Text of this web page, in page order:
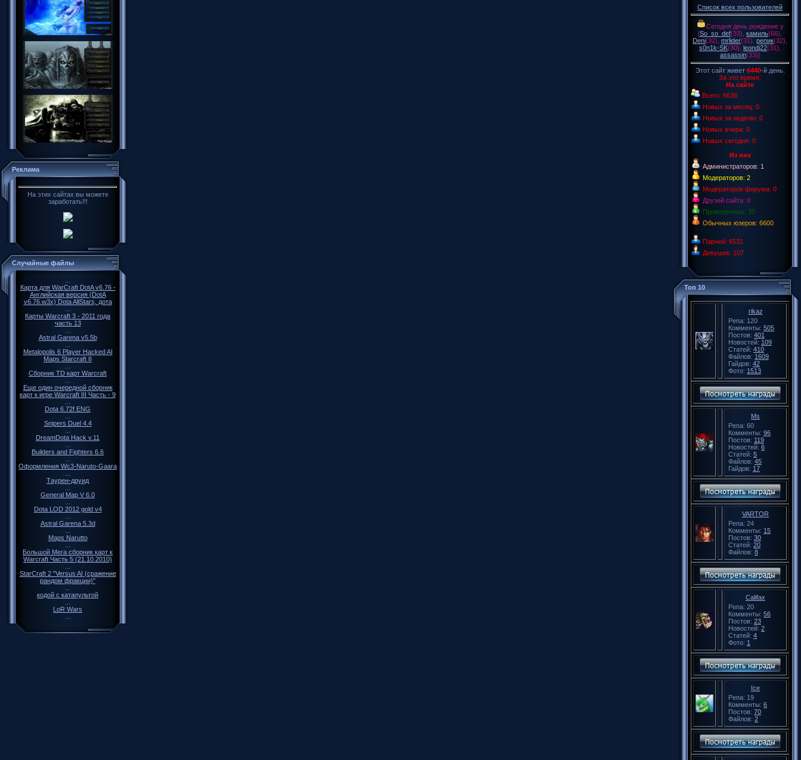
Реклама
На этих сайтах вы можете
заработать!!!
Случайные файлы
Карта для WarCraft DotA v6.76 -
Английская версия (DotA
v6.76.w3x) Dota AllStars, дота
Карты Warcraft 3 - 2011 года
часть 13
Astral Garena v5.5b
Metalopolis 6 Player Hacked AI
Maps Starcraft II
Cборник ТD карт Warcraft
Еще один очередной сборник
карт к игре Warcraft III Часть - 9
Dota 6.72f ENG
Snipers Duel 4.4
DreamDota Hack v.11
Builders and Fighters 6.6
Оформления Wc3-Naruto-Gaara
Таурен-друид
General Map V 6.0
Dota LOD 2012 gold v4
Astral Garena 5.3d
Maps Narutto
Большой Мега сборник карт к
Warcraft Часть 5 (21.10.2010)
StarCraft 2 "Versus AI (сражение
рандом фракции)"
кодой с катапультой
LoR Wars
Список всех пользователей
Сегодня день рождение у
[So_so_def(33) камиль(66)
Deni(32) mrlider(31) репик(32)
s0n1k-SK(30) leondj22(31)
assassin(33)]
Этот сайт живет 6440-й день.
За это время:
На сайте
Всего: 6638
Новых за месяц: 0
Новых за неделю: 0
Новых вчера: 0
Новых сегодня: 0
Из них
Администраторов: 1
Модераторов: 2
Модераторов форума: 0
Друзей сайта: 0
Проверенных: 35
Обычных юзеров: 6600
Парней: 6531
Девушек: 107
Топ 10
rikaz
Репа: 120
Комменты: 505
Постов: 401
Новостей: 109
Статей: 410
Файлов: 1609
Гайдов: 42
Фото: 1513
Ms
Репа: 60
Комменты: 96
Постов: 119
Новостей: 6
Статей: 5
Файлов: 45
Гайдов: 17
VARTOR
Репа: 24
Комменты: 15
Постов: 30
Статей: 20
Файлов: 8
Califax
Репа: 20
Комменты: 56
Постов: 23
Новостей: 2
Статей: 4
Фото: 1
Ice
Репа: 19
Комменты: 6
Постов: 70
Файлов: 2